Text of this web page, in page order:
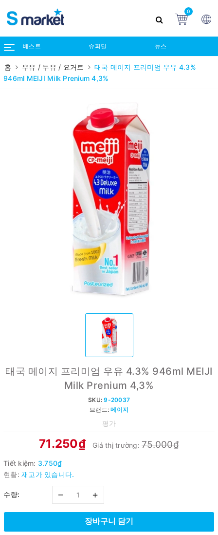
0
베스트 슈퍼딜 뉴스
홈 우유 / 두유 / 요거트
태국 메이지 프리미엄 우유 4.3%
946ml MEIJI Milk Prenium 4,3%
태국 메이지 프리미엄 우유 4.3% 946ml MEIJI
Milk Prenium 4,3%
SKU:9-20037
브랜드:메이지
평가
71.250₫ Giá thị trường:75.000₫
Tiết kiệm: 3.750₫
현황: 재고가 있습니다.
수량: – +
장바구니 담기